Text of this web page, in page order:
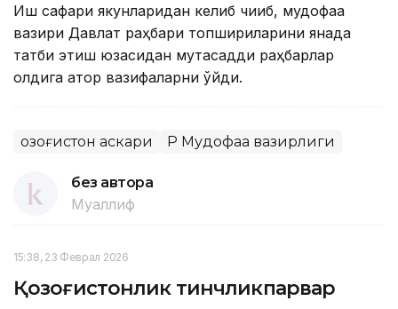
Иш сафари якунларидан келиб чиқиб, мудофаа
вазири Давлат раҳбари топшириқларини янада
татбиқ этиш юзасидан мутасадди раҳбарлар
олдига қатор вазифаларни қўйди.
Қозоғистон аскари ҚР Мудофаа вазирлиги
без автора
Муаллиф
15:38, 23 Феврал 2026
Қозоғистонлик тинчликпарвар